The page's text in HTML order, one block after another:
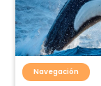
Navegación